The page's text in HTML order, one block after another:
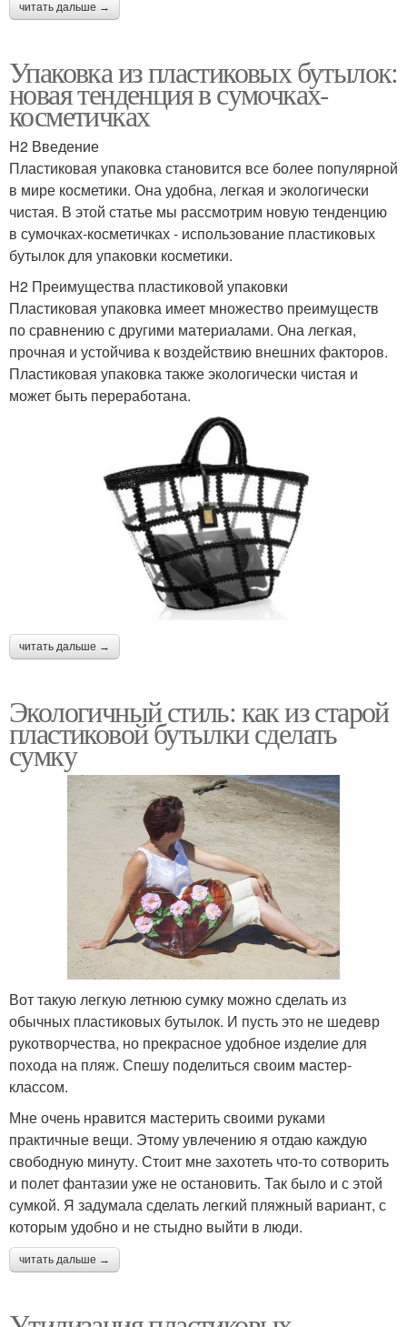
читать дальше →
Упаковка из пластиковых бутылок:
новая тенденция в сумочках-
косметичках
H2 Введение
Пластиковая упаковка становится все более популярной
в мире косметики. Она удобна, легкая и экологически
чистая. В этой статье мы рассмотрим новую тенденцию
в сумочках-косметичках - использование пластиковых
бутылок для упаковки косметики.
H2 Преимущества пластиковой упаковки
Пластиковая упаковка имеет множество преимуществ
по сравнению с другими материалами. Она легкая,
прочная и устойчива к воздействию внешних факторов.
Пластиковая упаковка также экологически чистая и
может быть переработана.
читать дальше →
Экологичный стиль: как из старой
пластиковой бутылки сделать
сумку
Вот такую легкую летнюю сумку можно сделать из
обычных пластиковых бутылок. И пусть это не шедевр
рукотворчества, но прекрасное удобное изделие для
похода на пляж. Спешу поделиться своим мастер-
классом.
Мне очень нравится мастерить своими руками
практичные вещи. Этому увлечению я отдаю каждую
свободную минуту. Стоит мне захотеть что-то сотворить
и полет фантазии уже не остановить. Так было и с этой
сумкой. Я задумала сделать легкий пляжный вариант, с
которым удобно и не стыдно выйти в люди.
читать дальше →